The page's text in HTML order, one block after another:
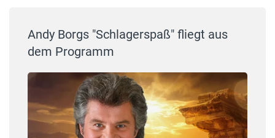
Andy Borgs "Schlagerspaß" fliegt aus
dem Programm